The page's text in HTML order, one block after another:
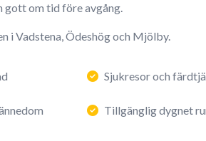
gott om tid före avgång.
i Vadstena, Ödeshög och Mjölby.
Sjukresor och
Tillgänglig dygnet